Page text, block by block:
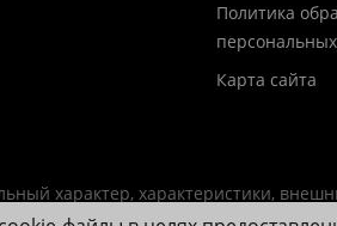
Политика
Карта сайта
характер, характеристики,